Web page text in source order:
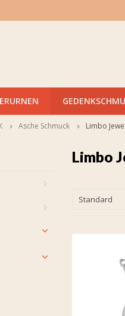
Asche Schmuck Limbo
Limbo
Standard